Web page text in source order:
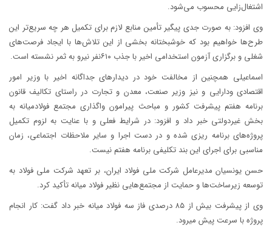
اشتغال‌زایی محسوب می‌شود.
وی افزود: به صورت جدی پیگیر تأمین منابع لازم برای تکمیل هر چه سریع‌تر این
طرح‌ها خواهیم بود که خوشبختانه بخشی از این تلاش‌ها با ایجاد فرصت‌های
شغلی و برگزاری آزمون استخدامی اخیر با جذب ۶۱۰نفر نیرو به ثمر نشسته است.
اسماعیلی همچنین از مخالفت خود در دیدار‌های جداگانه اخیر با وزیر امور
اقتصادی ودارایی و نیز وزیر صنعت، معدن و تجارت در راستای تکالیف قانون
برنامه هفتم پیشرفت کشور و مباحث پیرامون واگذاری مجتمع فولادمیانه به
بخش غیردولتی خبر داد و افزود: در شرایط فعلی و با عنایت به لزوم تکمیل
پروژه‌های برنامه ریزی شده و در دست اجرا و سایر ملاحظات اجتماعی، زمان
مناسبی برای اجرای این بند تکلیفی برنامه هفتم نیست.
حسن یونسیان مدیرعامل شرکت ملی فولاد ایران، بر تعهد شرکت ملی فولاد به
توسعه زیرساخت‌ها و حمایت از مجتمع‌هایی نظیر فولاد میانه تأکید کرد.
وی از پیشرفت بیش از ۸۵ درصدی فاز سه فولاد میانه خبر داد گفت: کار انجام
پروژه با سرعت پیش میرود.